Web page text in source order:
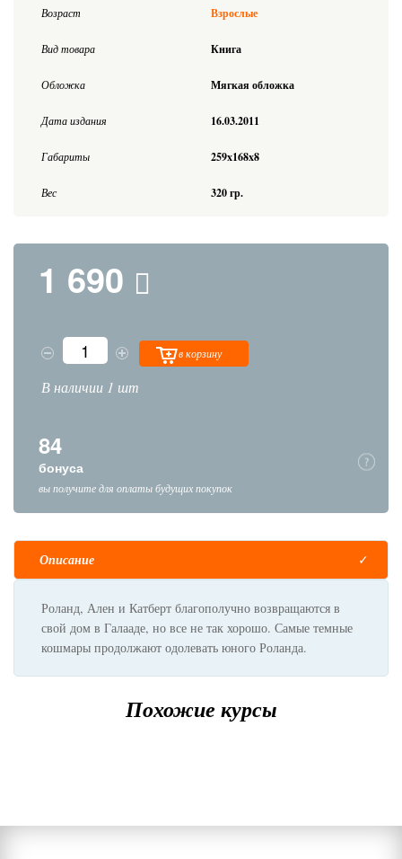
Возраст Взрослые
Вид товара Книга
Обложка Мягкая обложка
Дата издания 16.03.2011
Габариты 259x168x8
Вес 320 гр.
1 690
в корзину
В наличии 1 шт
84
бонуса
вы получите для оплаты будущих покупок
Описание
Роланд, Ален и Катберт благополучно возвращаются в
свой дом в Галааде, но все не так хорошо. Самые темные
кошмары продолжают одолевать юного Роланда.
Похожие курсы